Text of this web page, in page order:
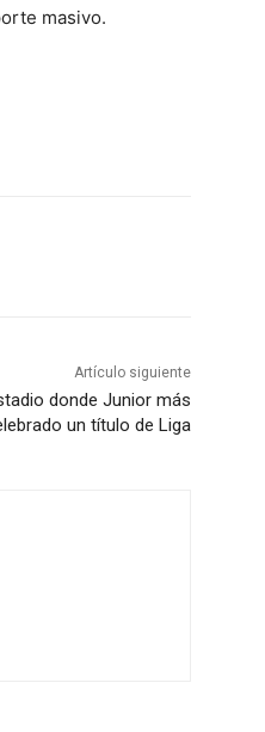
masivo.
Artículo siguiente
donde Junior más
un título de Liga